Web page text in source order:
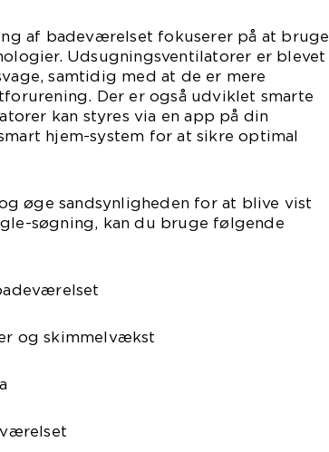
af badeværelset fokuserer på at bruge
Udsugningsventilatorer er blevet
samtidig med at de er mere
Der er også udviklet smarte
kan styres via en app på din
hjem-system for at sikre optimal
øge sandsynligheden for at blive vist
søgning, kan du bruge følgende
og skimmelvækst